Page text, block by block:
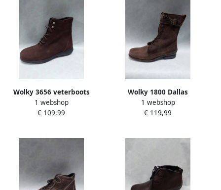
Wolky 3656 veterboots
bruin
1 webshop
€ 109,99
Wolky 1800 Dallas
veterboots bruiun
1 webshop
€ 119,99